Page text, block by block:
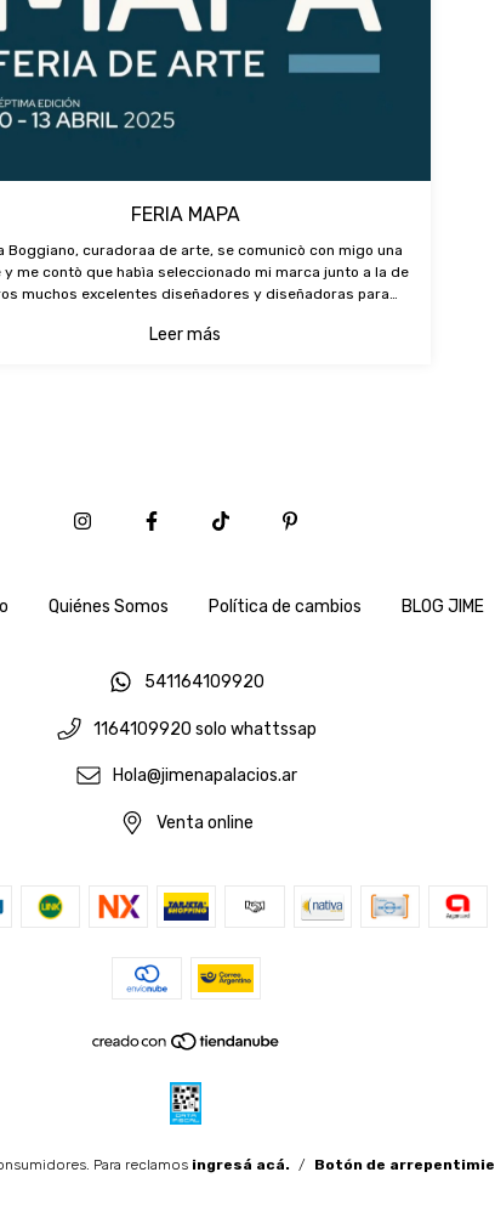
FERIA MAPA
Boggiano, curadoraa de arte, se comunicò con migo una
me contò que habìa seleccionado mi marca junto a la de
muchos excelentes diseñadores y diseñadoras para
de est
Leer más
Quiénes Somos Política de cambios BLOG JIME
541164109920
1164109920 solo whattssap
Hola@jimenapalacios.ar
Venta online
Para reclamos ingresá acá. / Botón de